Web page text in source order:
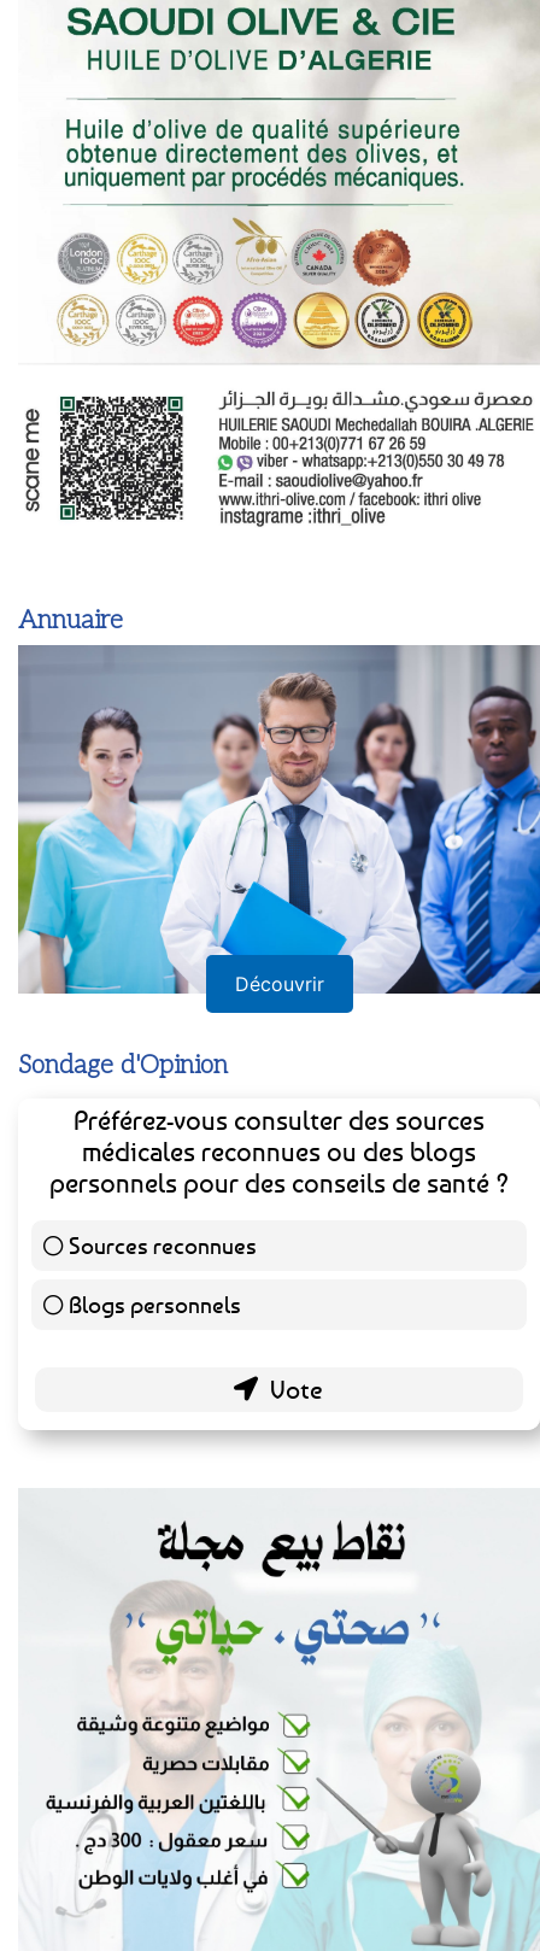
Annuaire
Découvrir
Sondage d'Opinion
Préférez-vous consulter des sources
médicales reconnues ou des blogs
personnels pour des conseils de santé ?
Sources reconnues
Blogs personnels